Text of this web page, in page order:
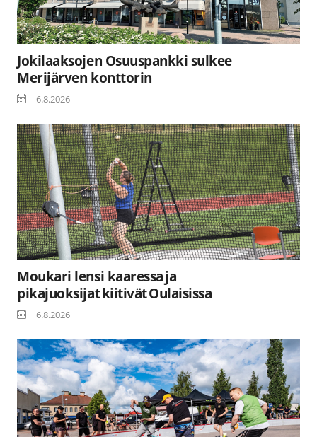
Jokilaaksojen Osuuspankki sulkee
Merijärven konttorin
6.8.2026
Moukari lensi kaaressa ja
pikajuoksijat kiitivät Oulaisissa
6.8.2026